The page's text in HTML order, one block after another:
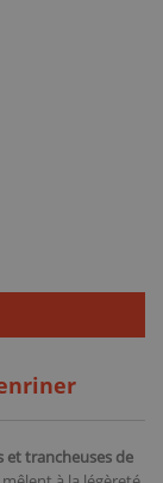
et trancheuses de